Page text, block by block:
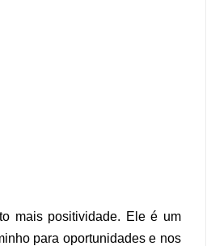
mais positividade. Ele é um
para oportunidades e nos